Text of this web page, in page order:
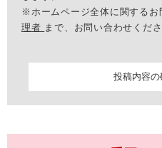
※ホームページ全体に関するお
理者 まで、お問い合わせくださ